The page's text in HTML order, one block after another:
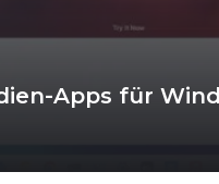
Apps für